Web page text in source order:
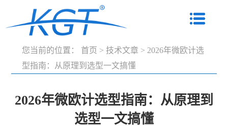
您当前的位置： 首页 > 技术文章 > 2026年微欧计选
型指南：从原理到选型一文搞懂
2026年微欧计选型指南：从原理到
选型一文搞懂